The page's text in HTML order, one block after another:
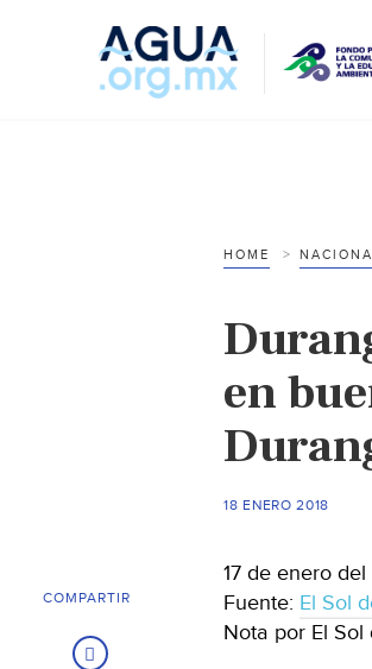
HOME
en
18 ENERO 2018
17 de enero del
Fuente: El Sol
Nota por El
COMPARTIR